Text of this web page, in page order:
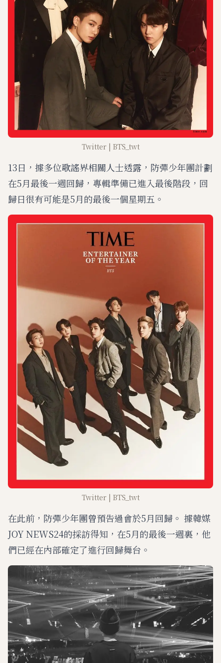
Twitter | BTS_twt
13日，據多位歌謠界相關人士透露，防彈少年團計劃
在5月最後一週回歸，專輯準備已進入最後階段，回
歸日很有可能是5月的最後一個星期五。
Twitter | BTS_twt
在此前，防彈少年團曾預告過會於5月回歸。 據韓媒
JOY NEWS24的採訪得知，在5月的最後一週裏，他
們已經在內部確定了進行回歸舞台。